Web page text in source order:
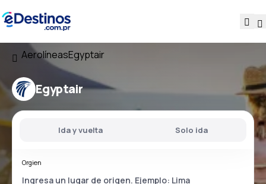
AerolíneasEgyptair
Egyptair
Ida y vuelta Solo ida
Orgien